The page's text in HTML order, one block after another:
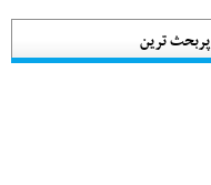
پربحث ترین